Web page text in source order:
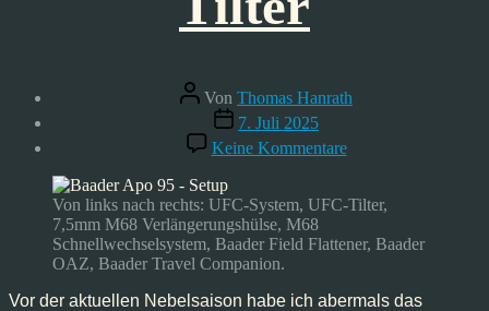
Beitragsautor
Von Thomas Hanrath
Veröffentlichungsdatum
7. Juli 2025
Keine Kommentarezu
APO
mit
Baader
Von links nach rechts: UFC-System, UFC-Tilter,
7,5mm M68 Verlängerungshülse, M68
Schnellwechselsystem, Baader Field Flattener, Baader
OAZ, Baader Travel Companion.
Vor der aktuellen Nebelsaison habe ich abermals das